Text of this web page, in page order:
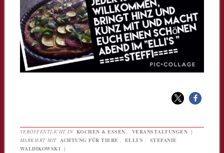
VERÖFFENTLICHT IN KOCHEN & ESSEN , VERANSTALTUNGEN |
MARKIERT MIT ACHTUNG FÜR TIERE , ELLI´S ,
STEFANIE
WALDIKOWSKI |